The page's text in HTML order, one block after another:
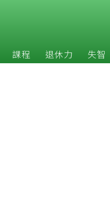
課程 退休力 失智